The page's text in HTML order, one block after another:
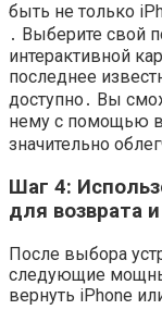
быть не только
․ Выберите свой
интерактивной
последнее
доступно․ Вы
нему с помощью
значительно
Шаг 4:
для возврата
После выбора
следующие
вернуть iPhone